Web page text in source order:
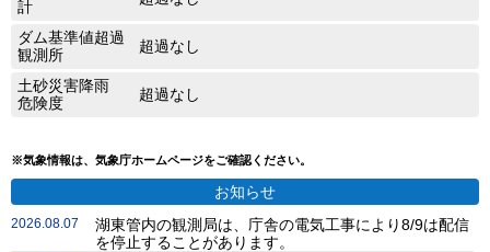
計
ダム基準値超過
観測所
超過なし
土砂災害降雨
危険度
超過なし
※気象情報は、気象庁ホームページをご確認ください。
お知らせ
2026.08.07
湖東管内の観測局は、庁舎の電気工事により8/9は配信
を停止することがあります。